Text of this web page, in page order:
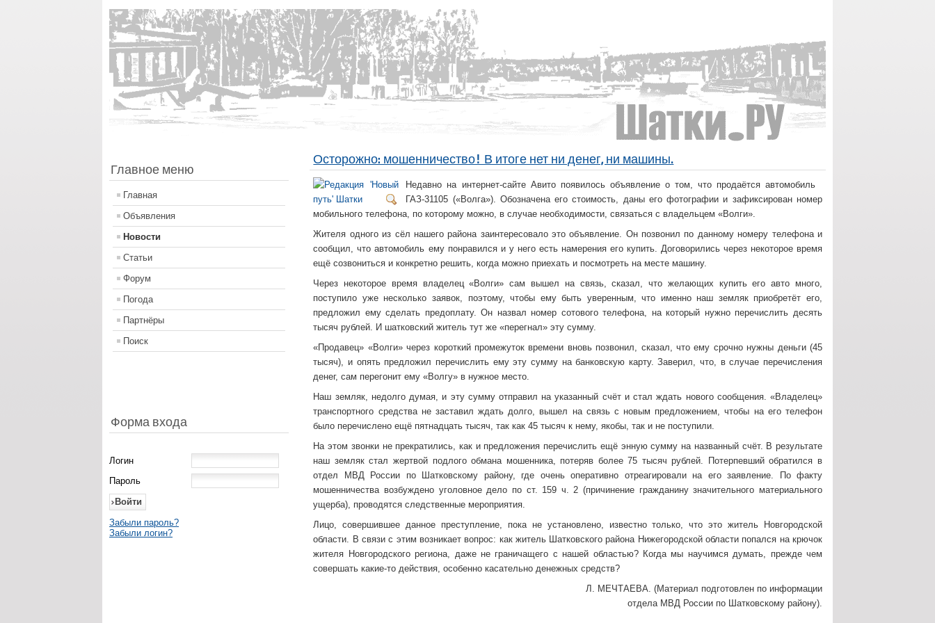
Главное меню
Главная
Объявления
Новости
Статьи
Форум
Погода
Партнёры
Поиск
Форма входа
Логин
Пароль
Забыли пароль?
Забыли логин?
Осторожно: мошенничество! В итоге нет ни денег, ни машины.
Недавно на интернет-сайте Авито появилось объявление о том, что продаётся автомобиль
ГАЗ-31105 («Волга»). Обозначена его стоимость, даны его фотографии и зафиксирован номер
мобильного телефона, по которому можно, в случае необходимости, связаться с владельцем «Волги».
Жителя одного из сёл нашего района заинтересовало это объявление. Он позвонил по данному номеру телефона и
сообщил, что автомобиль ему понравился и у него есть намерения его купить. Договорились через некоторое время
ещё созвониться и конкретно решить, когда можно приехать и посмотреть на месте машину.
Через некоторое время владелец «Волги» сам вышел на связь, сказал, что желающих купить его авто много,
поступило уже несколько заявок, поэтому, чтобы ему быть уверенным, что именно наш земляк приобретёт его,
предложил ему сделать предоплату. Он назвал номер сотового телефона, на который нужно перечислить десять
тысяч рублей. И шатковский житель тут же «перегнал» эту сумму.
«Продавец» «Волги» через короткий промежуток времени вновь позвонил, сказал, что ему срочно нужны деньги (45
тысяч), и опять предложил перечислить ему эту сумму на банковскую карту. Заверил, что, в случае перечисления
денег, сам перегонит ему «Волгу» в нужное место.
Наш земляк, недолго думая, и эту сумму отправил на указанный счёт и стал ждать нового сообщения. «Владелец»
транспортного средства не заставил ждать долго, вышел на связь с новым предложением, чтобы на его телефон
было перечислено ещё пятнадцать тысяч, так как 45 тысяч к нему, якобы, так и не поступили.
На этом звонки не прекратились, как и предложения перечислить ещё энную сумму на названный счёт. В результате
наш земляк стал жертвой подлого обмана мошенника, потеряв более 75 тысяч рублей. Потерпевший обратился в
отдел МВД России по Шатковскому району, где очень оперативно отреагировали на его заявление. По факту
мошенничества возбуждено уголовное дело по ст. 159 ч. 2 (причинение гражданину значительного материального
ущерба), проводятся следственные мероприятия.
Лицо, совершившее данное преступление, пока не установлено, известно только, что это житель Новгородской
области. В связи с этим возникает вопрос: как житель Шатковского района Нижегородской области попался на крючок
жителя Новгородского региона, даже не граничащего с нашей областью? Когда мы научимся думать, прежде чем
совершать какие-то действия, особенно касательно денежных средств?
Л. МЕЧТАЕВА. (Материал подготовлен по информации
отдела МВД России по Шатковскому району).